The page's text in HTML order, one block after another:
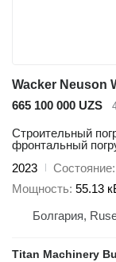
Wacker Neuson
665 100 000 UZS
Строительный
фронтальный
2023
Состояние
Мощность 55.13
Болгария,
Titan Machinery